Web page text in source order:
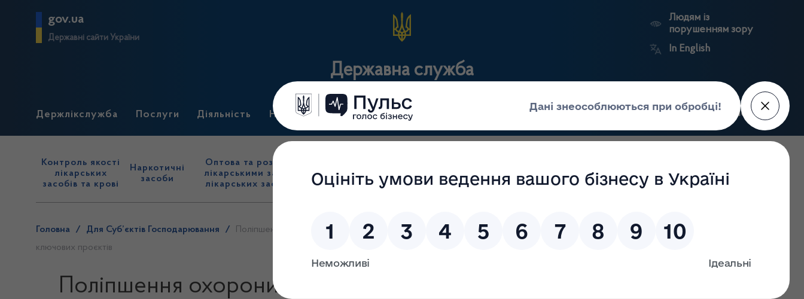
gov.ua
Державні сайти України
Державна служба
Людям із
порушенням зору
In English
Держлікслужба Послуги Діяльність Нормативні документи Для громадськості Прес-центр Пошук
Контроль якості
лікарських
засобів та крові
Наркотичні
засоби
Оптова та роздрібна торгівля
лікарськими засобами, імпорт
лікарських засобів (крім АФІ)
нагляд
(контроль)
засобів, крові та
сертифікація
нагляд
реєстри
портал
Держлікслужби
Головна / Для Суб’єктів Господарювання /
Поліпшення охорони здоров’я на службі у людей: команди МОЗ та Світового банку підбили підсумки співпраці за одним із
ключових проєктів
Поліпшення охорони здоров’я на службі у людей: команди МОЗ та